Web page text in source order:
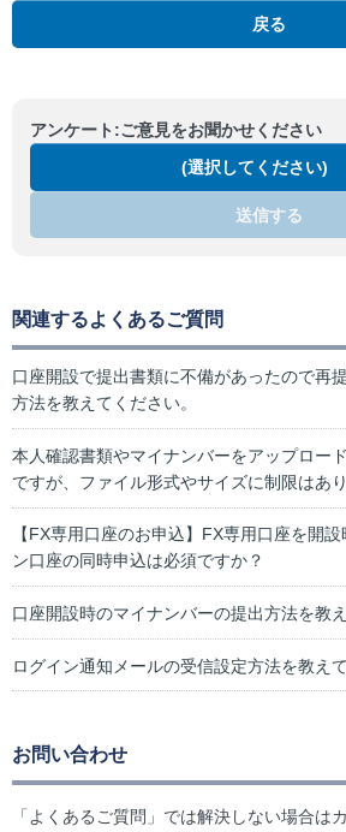
戻る
アンケート:ご意見をお聞かせください
(選択してください)
送信する
関連するよくあるご質問
口座開設で提出書類に不備があったので再
方法を教えてください。
本人確認書類やマイナンバーをアップロー
ですが、ファイル形式やサイズに制限はあ
【FX専用口座のお申込】FX専用口座を開
ン口座の同時申込は必須ですか？
口座開設時のマイナンバーの提出方法を教
ログイン通知メールの受信設定方法を教えて
お問い合わせ
「よくあるご質問」では解決しない場合は